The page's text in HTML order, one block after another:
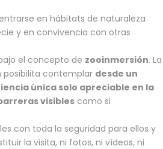
en hábitats de naturaleza
y en convivencia con otras
el concepto de zooinmersión. La
posibilita contemplar desde un
única solo apreciable en la
visibles como si
con toda la seguridad para ellos y
la visita, ni fotos, ni vídeos, ni